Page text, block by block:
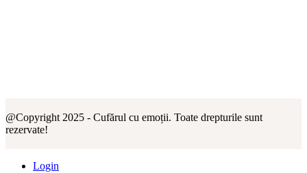
@Copyright 2025 - Cufărul cu emoții. Toate drepturile sunt
rezervate!
Login